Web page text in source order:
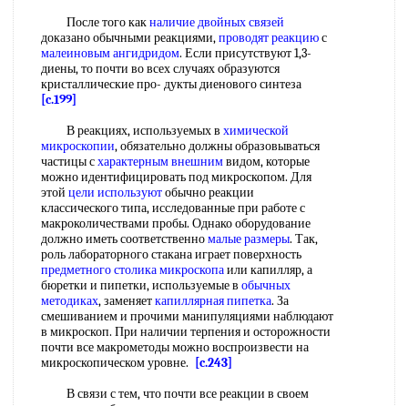
После того какналичие двойных связей
доказано обычными реакциями,проводят реакциюс
малеиновым ангидридом. Если присутствуют 1,3-
диены, то почти во всех случаях образуются
кристаллические про- дукты диенового синтеза
[c.199]
В реакциях, используемых в химической
микроскопии, обязательно должны образовываться
частицы схарактерным внешнимвидом, которые
можно идентифицировать под микроскопом. Для
этой цели используютобычно реакции
классического типа, исследованные при работе с
макроколичествами пробы. Однако оборудование
должно иметь соответственномалые размеры. Так,
роль лабораторного стакана играет поверхность
предметного столика микроскопаили капилляр, а
бюретки и пипетки, используемые в обычных
методиках, заменяеткапиллярная пипетка. За
смешиванием и прочими манипуляциями наблюдают
в микроскоп. При наличии терпения и осторожности
почти все макрометоды можно воспроизвести на
микроскопическом уровне.
[c.243]
В связи с тем, что почти все реакции в своем